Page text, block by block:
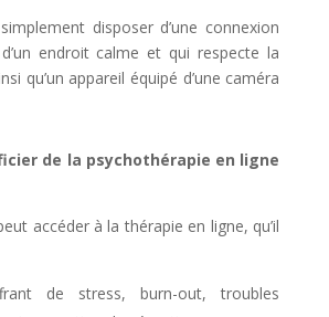
disposer d’une connexion
endroit calme et qui respecte la
qu’un appareil équipé d’une caméra
de la psychothérapie en ligne
accéder à la thérapie en ligne, qu’il
de stress, burn-out, troubles